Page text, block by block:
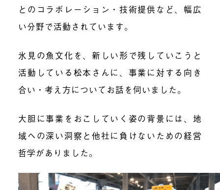
とのコラボレーション・技術提供など、幅広
い分野で活動されています。
氷見の魚文化を、新しい形で残していこうと
活動している松本さんに、事業に対する向き
合い・考え方についてお話を伺いました。
大胆に事業をおこしていく姿の背景には、地
域への深い洞察と他社に負けないための経営
哲学がありました。